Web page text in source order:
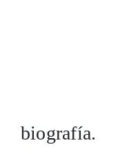
biografía.